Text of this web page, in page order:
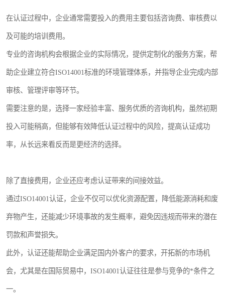
在认证过程中，企业通常需要投入的费用主要包括咨询费、审核费以
及可能的培训费用。
专业的咨询机构会根据企业的实际情况，提供定制化的服务方案，帮
助企业建立符合ISO14001标准的环境管理体系，并指导企业完成内部
审核、管理评审等环节。
需要注意的是，选择一家经验丰富、服务优质的咨询机构，虽然初期
投入可能稍高，但能够有效降低认证过程中的风险，提高认证成功
率，从长远来看反而是更经济的选择。
除了直接费用，企业还应考虑认证带来的间接效益。
通过ISO14001认证，企业不仅可以优化资源配置，降低能源消耗和废
弃物产生，还能减少环境事故的发生概率，避免因违规而带来的潜在
罚款和声誉损失。
此外，认证还能帮助企业满足国内外客户的要求，开拓新的市场机
会，尤其是在国际贸易中，ISO14001认证往往是参与竞争的*条件之
一。